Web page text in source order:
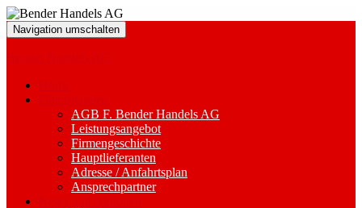
Navigation umschalten
AGB F. Bender Handels AG
Leistungsangebot
Firmengeschichte
Hauptlieferanten
Adresse / Anfahrtsplan
Ansprechpartner